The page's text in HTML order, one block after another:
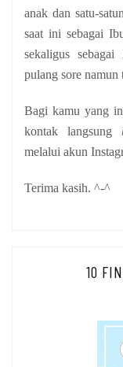
anak dan satu-
saat ini sebagai
sekaligus
pulang sore namun
Bagi kamu yang
kontak langsung
melalui akun
Terima kasih. ^-^
10